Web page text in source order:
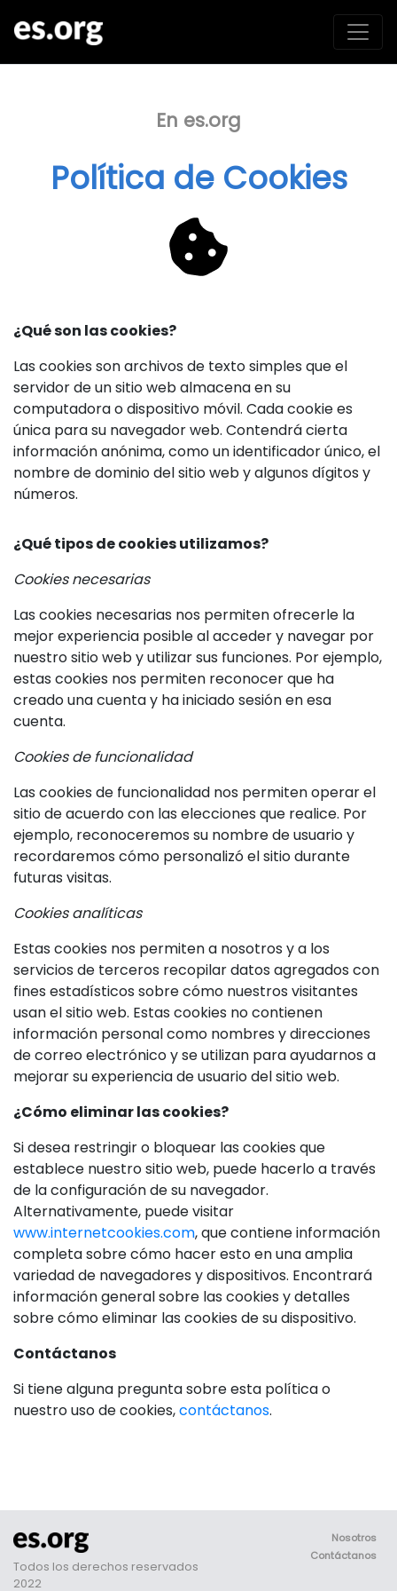
En es.org
Política de Cookies
¿Qué son las cookies?
Las cookies son archivos de texto simples que el
servidor de un sitio web almacena en su
computadora o dispositivo móvil. Cada cookie es
única para su navegador web. Contendrá cierta
información anónima, como un identificador único, el
nombre de dominio del sitio web y algunos dígitos y
números.
¿Qué tipos de cookies utilizamos?
Cookies necesarias
Las cookies necesarias nos permiten ofrecerle la
mejor experiencia posible al acceder y navegar por
nuestro sitio web y utilizar sus funciones. Por ejemplo,
estas cookies nos permiten reconocer que ha
creado una cuenta y ha iniciado sesión en esa
cuenta.
Cookies de funcionalidad
Las cookies de funcionalidad nos permiten operar el
sitio de acuerdo con las elecciones que realice. Por
ejemplo, reconoceremos su nombre de usuario y
recordaremos cómo personalizó el sitio durante
futuras visitas.
Cookies analíticas
Estas cookies nos permiten a nosotros y a los
servicios de terceros recopilar datos agregados con
fines estadísticos sobre cómo nuestros visitantes
usan el sitio web. Estas cookies no contienen
información personal como nombres y direcciones
de correo electrónico y se utilizan para ayudarnos a
mejorar su experiencia de usuario del sitio web.
¿Cómo eliminar las cookies?
Si desea restringir o bloquear las cookies que
establece nuestro sitio web, puede hacerlo a través
de la configuración de su navegador.
Alternativamente, puede visitar
www.internetcookies.com, que contiene información
completa sobre cómo hacer esto en una amplia
variedad de navegadores y dispositivos. Encontrará
información general sobre las cookies y detalles
sobre cómo eliminar las cookies de su dispositivo.
Contáctanos
Si tiene alguna pregunta sobre esta política o
nuestro uso de cookies,contáctanos.
Todos los derechos reservados
2022
Nosotros
Contáctanos